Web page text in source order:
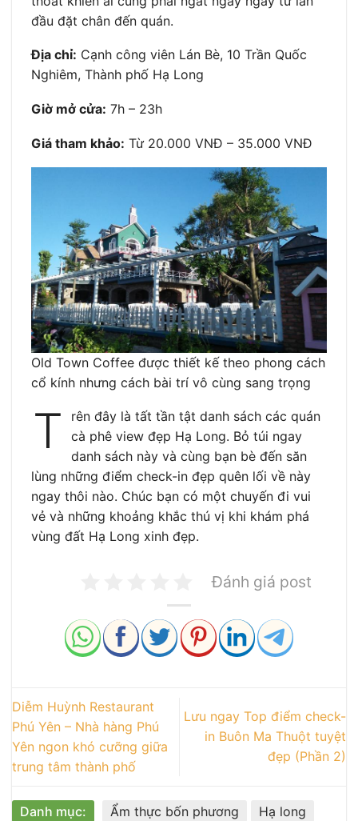
đầu đặt chân đến quán.
Địa chỉ: Cạnh công viên Lán Bè, 10 Trần Quốc
Nghiêm, Thành phố Hạ Long
Giờ mở cửa: 7h – 23h
Giá tham khảo: Từ 20.000 VNĐ – 35.000 VNĐ
Old Town Coffee được thiết kế theo phong cách
cổ kính nhưng cách bài trí vô cùng sang trọng
T
rên đây là tất tần tật danh sách các quán
cà phê view đẹp Hạ Long. Bỏ túi ngay
danh sách này và cùng bạn bè đến săn
lùng những điểm check-in đẹp quên lối về này
ngay thôi nào. Chúc bạn có một chuyến đi vui
vẻ và những khoảng khắc thú vị khi khám phá
vùng đất Hạ Long xinh đẹp.
Đánh giá post
Diễm Huỳnh Restaurant
Phú Yên – Nhà hàng Phú
Yên ngon khó cưỡng giữa
trung tâm thành phố
Lưu ngay Top điểm check-
in Buôn Ma Thuột tuyệt
đẹp (Phần 2)
Danh mục: Ẩm thực bốn phương Hạ long